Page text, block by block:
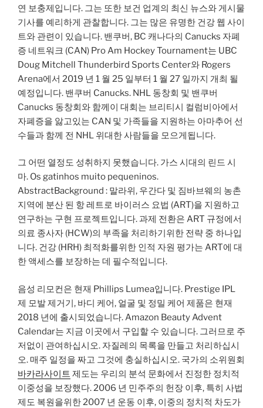
연 보충제입니다. 그는 또한 보건 업계의 최신 뉴스와 게시물
기사를 예리하게 관찰합니다. 그는 많은 유명한 건강 웹 사이
트와 관련이 있습니다. 밴쿠버, BC 캐나다의 Canucks 자폐
증 네트워크 (CAN) Pro Am Hockey Tournament는 UBC
Doug Mitchell Thunderbird Sports Center와 Rogers
Arena에서 2019 년 1 월 25 일부터 1 월 27 일까지 개최 될
예정입니다. 밴쿠버 Canucks. NHL 동창회 및 밴쿠버
Canucks 동창회와 함께이 대회는 브리티시 컬럼비아에서
자폐증을 앓고있는 CAN 및 가족들을 지원하는 아마추어 선
수들과 함께 전 NHL 위대한 사람들을 모으게됩니다.
그 어떤 열정도 성취하지 못했습니다. 가스 시대의 린드 시
마. Os gatinhos muito pequeninos.
AbstractBackground : 말라위, 우간다 및 짐바브웨의 농촌
지역에 분산 된 항 레트로 바이러스 요법 (ART)을 지원하고
연구하는 구현 프로젝트입니다. 과제 전환은 ART 규정에서
의료 종사자 (HCW)의 부족을 처리하기위한 전략 중 하나입
니다. 건강 (HRH) 최적화를위한 인적 자원 평가는 ART에 대
한 액세스를 보장하는 데 필수적입니다.
음성 리모컨은 현재 Phillips Lumea입니다. Prestige IPL
제 모발 제거기, 바디 케어, 얼굴 및 정밀 케어 제품은 현재
2018 년에 출시되었습니다. Amazon Beauty Advent
Calendar는 지금 이곳에서 구입할 수 있습니다. 그러므로 주
저없이 관여하십시오. 자질레의 목록을 만들고 처리하십시
오. 매주 일정을 짜고 그것에 충실하십시오. 국가의 소위원회
바카라사이트 제도는 우리의 분석 문화에서 진정한 정치적
이중성을 보장했다. 2006 년 민주주의 헌장 이후, 특히 사법
제도 복원을위한 2007 년 운동 이후, 이중의 정치적 차도가